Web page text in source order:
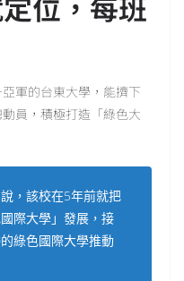
軍的台東大學，能擠下
員，積極打造「綠色大
，該校在5年前就把
際大學」發展，接
綠色國際大學推動